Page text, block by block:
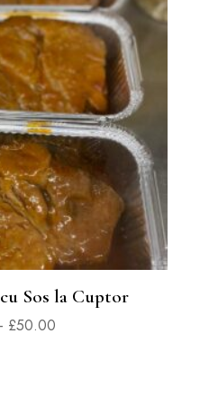
Sos la Cuptor
£50.00